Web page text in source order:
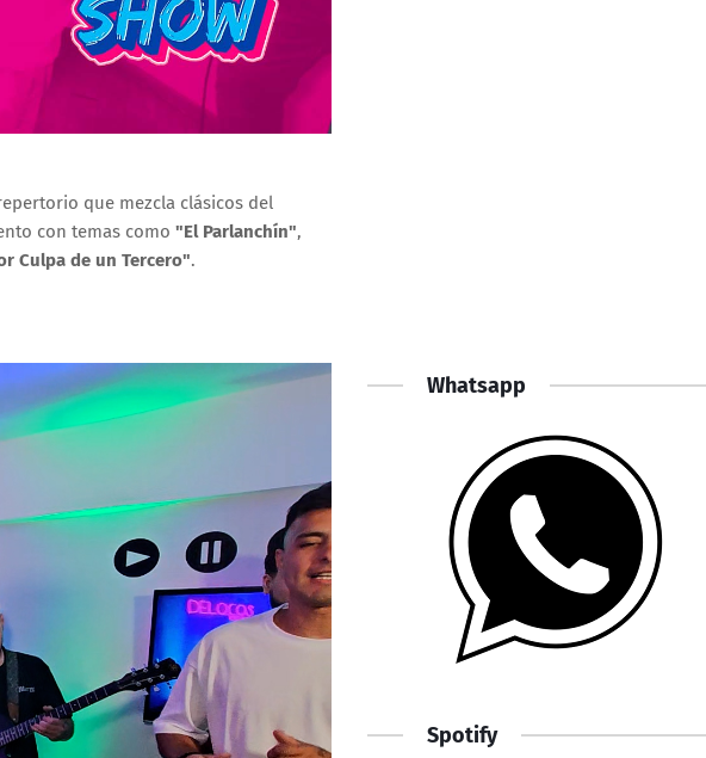
que mezcla clásicos del
con temas como "El Parlanchín",
Culpa de un Tercero".
Whatsapp
Spotify